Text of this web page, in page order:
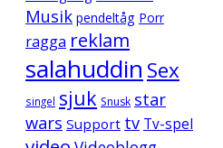
Musik pendeltåg Porr
ragga reklam
salahuddin Sex
singel sjuk Snusk star
wars Support tv Tv-spel